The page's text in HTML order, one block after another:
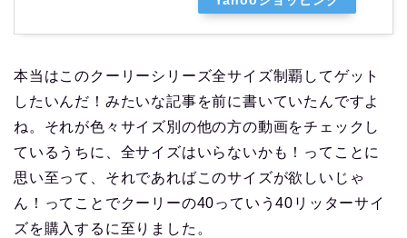
本当はこのクーリーシリーズ全サイズ制覇してゲット
したいんだ！みたいな記事を前に書いていたんですよ
ね。それが色々サイズ別の他の方の動画をチェックし
ているうちに、全サイズはいらないかも！ってことに
思い至って、それであればこのサイズが欲しいじゃ
ん！ってことでクーリーの40っていう40リッターサイ
ズを購入するに至りました。